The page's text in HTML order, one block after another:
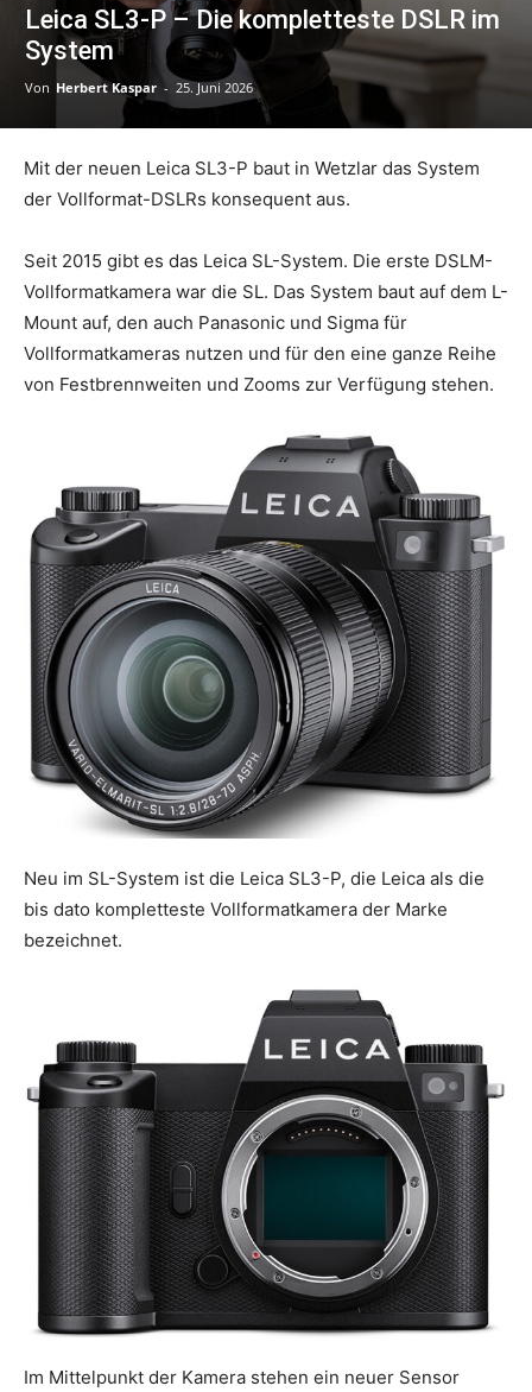
Leica SL3-P – Die kompletteste DSLR im
System
Von Herbert Kaspar - 25. Juni 2026
Mit der neuen Leica SL3-P baut in Wetzlar das System
der Vollformat-DSLRs konsequent aus.
Seit 2015 gibt es das Leica SL-System. Die erste DSLM-
Vollformatkamera war die SL. Das System baut auf dem L-
Mount auf, den auch Panasonic und Sigma für
Vollformatkameras nutzen und für den eine ganze Reihe
von Festbrennweiten und Zooms zur Verfügung stehen.
Neu im SL-System ist die Leica SL3-P, die Leica als die
bis dato kompletteste Vollformatkamera der Marke
bezeichnet.
Im Mittelpunkt der Kamera stehen ein neuer Sensor